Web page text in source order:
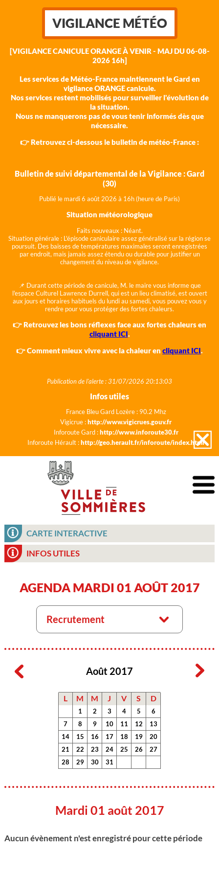
VIGILANCE MÉTÉO
[VIGILANCE CANICULE ORANGE À VENIR - MAJ DU 06-08-
2026 16h]
Les services de Météo-France maintiennent le Gard en
vigilance ORANGE canicule.
Nos services restent mobilisés pour surveiller l'évolution de
la situation.
Nous ne manquerons pas de vous tenir informés dès que
nécessaire.
👉 Retrouvez ci-dessous le bulletin de météo-France :
Bulletin de suivi départemental de la Vigilance : Gard
(30)
Publié le mardi 6 août 2026 à 16h (heure de Paris)
Situation météorologique
Faits nouveaux : Néant.
Situation générale : L'épisode caniculaire assez généralisé sur la région se
poursuit. Des baisses de températures maximales seront enregistrées
par endroit, mais jamais assez étendu ou durable pour justifier un
changement du niveau de vigilance.
📌 Durant cette période de canicule, M. le maire vous informe que
l'espace Culturel Lawrence Durrell, qui est un lieu climatisé, est ouvert
aux jours et horaires habituels du lundi au samedi, vous pouvez vous y
rendre pour vous protéger des fortes chaleurs.
👉 Retrouvez les bons réflexes face aux fortes chaleurs en
cliquant ICI.
👉 Comment mieux vivre avec la chaleur en cliquant ICI.
Publication de l'alerte : 31/07/2026 20:13:03
Infos utiles
France Bleu Gard Lozère : 90.2 Mhz
Vigicrue :http://www.vigicrues.gouv.fr
Inforoute Gard :http://www.inforoute30.fr
Inforoute Hérault :http://geo.herault.fr/inforoute/index.html
CARTE INTERACTIVE
INFOS UTILES
AGENDA MARDI 01 AOÛT 2017
Recrutement
Août 2017
L M M J V S D
1 2 3 4 5
6
7
8 9 10 11 12
13
14
15 16 17 18 19
20
21
22 23 24 25 26
27
28
29 30 31
Mardi 01 août 2017
Aucun évènement n'est enregistré pour cette période